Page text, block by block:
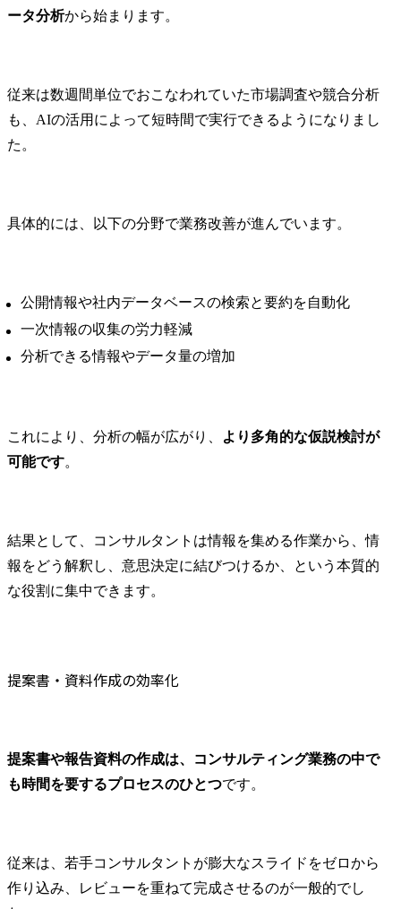
ータ分析から始まります。
従来は数週間単位でおこなわれていた市場調査や競合分析
も、AIの活用によって短時間で実行できるようになりまし
た。
具体的には、以下の分野で業務改善が進んでいます。
公開情報や社内データベースの検索と要約を自動化
一次情報の収集の労力軽減
分析できる情報やデータ量の増加
これにより、分析の幅が広がり、
より多角的な仮説検討が
可能です。
結果として、コンサルタントは情報を集める作業から、情
報をどう解釈し、意思決定に結びつけるか、という本質的
な役割に集中できます。
提案書・資料作成の効率化
提案書や報告資料の作成は、コンサルティング業務の中で
も時間を要するプロセスのひとつです。
従来は、若手コンサルタントが膨大なスライドをゼロから
作り込み、レビューを重ねて完成させるのが一般的でし